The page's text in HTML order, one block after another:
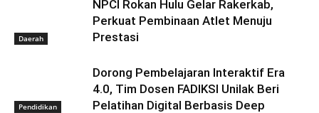
Daerah
NPCI Rokan Hulu Gelar Rakerkab,
Perkuat Pembinaan Atlet Menuju
Prestasi
Pendidikan
Dorong Pembelajaran Interaktif Era
4.0, Tim Dosen FADIKSI Unilak Beri
Pelatihan Digital Berbasis Deep